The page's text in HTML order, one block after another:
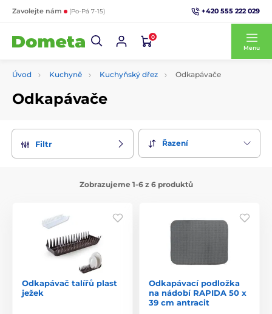
Zavolejte nám (Po-Pá 7-15) +420 555 222 029
0
Menu
Úvod Kuchyně Kuchyňský dřez Odkapávače
Odkapávače
Filtr Řazení
Zobrazujeme 1-6 z 6 produktů
Odkapávač talířů plast
ježek
Odkapávací podložka
na nádobí RAPIDA 50 x
39 cm antracit